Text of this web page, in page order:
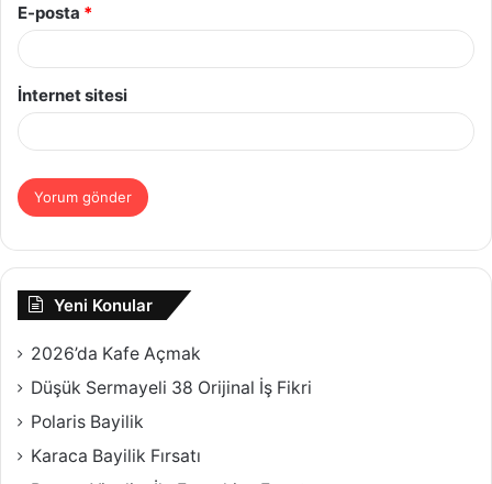
E-posta *
İnternet sitesi
Yeni Konular
2026’da Kafe Açmak
Düşük Sermayeli 38 Orijinal İş Fikri
Polaris Bayilik
Karaca Bayilik Fırsatı